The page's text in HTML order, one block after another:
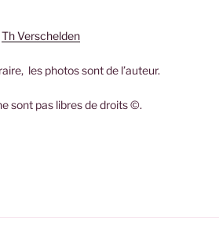
Th Verschelden
les photos sont de l’auteur.
sont pas libres de droits ©.